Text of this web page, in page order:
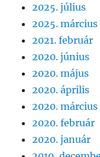
2025. július
2025. március
2021. február
2020. június
2020. május
2020. április
2020. március
2020. február
2020. január